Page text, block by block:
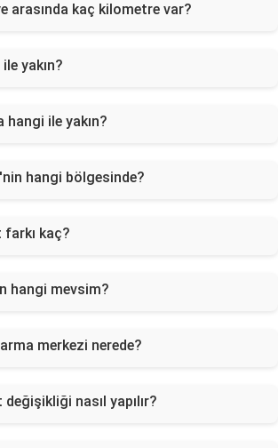
arasında kaç kilometre var?
yakın?
ile yakın?
hangi bölgesinde?
kaç?
hangi mevsim?
merkezi nerede?
nasıl yapılır?